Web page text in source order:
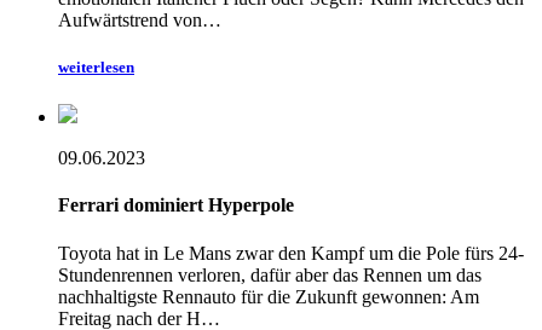
Aufwärtstrend von…
weiterlesen
09.06.2023
Ferrari dominiert Hyperpole
Toyota hat in Le Mans zwar den Kampf um die Pole fürs 24-
Stundenrennen verloren, dafür aber das Rennen um das
nachhaltigste Rennauto für die Zukunft gewonnen: Am
Freitag nach der H…